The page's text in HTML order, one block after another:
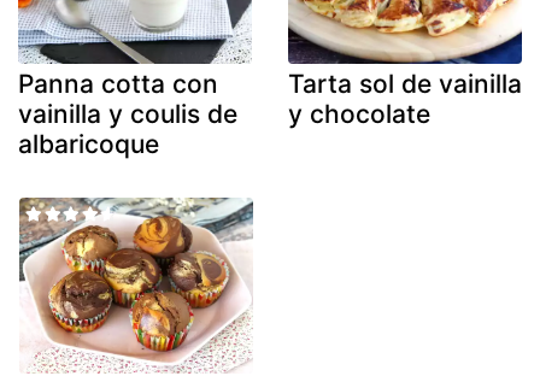
Panna cotta con
vainilla y coulis de
albaricoque
Tarta sol de vainilla
y chocolate